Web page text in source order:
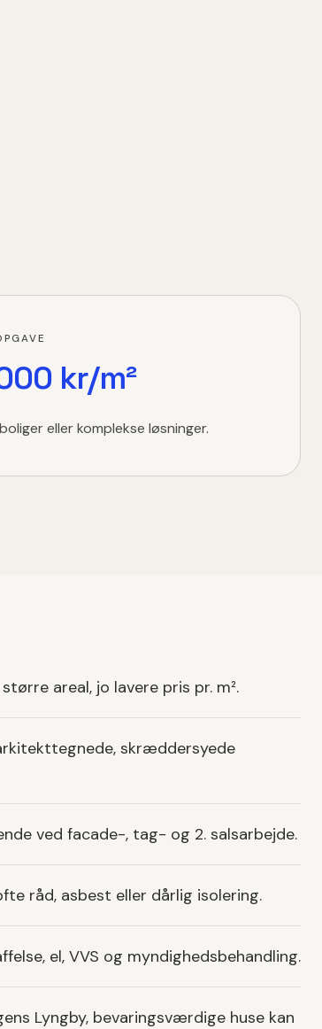
kr/m²
eller komplekse løsninger.
areal, jo lavere pris pr. m².
skræddersyede
ved facade-, tag- og 2. salsarbejde.
råd, asbest eller dårlig isolering.
el, VVS og myndighedsbehandling.
Lyngby, bevaringsværdige huse kan